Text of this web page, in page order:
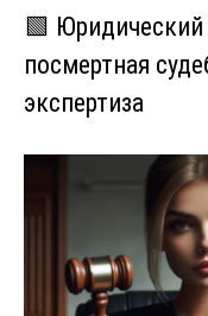
🟩 Юридический
посмертная
экспертиза